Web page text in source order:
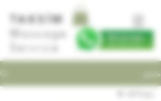
TAKSİM
Massage
Service
منشور